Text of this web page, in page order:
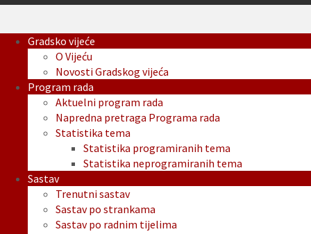
Gradsko vijeće
O Vijeću
Novosti Gradskog vijeća
Program rada
Aktuelni program rada
Napredna pretraga Programa rada
Statistika tema
Statistika programiranih tema
Statistika neprogramiranih tema
Sastav
Trenutni sastav
Sastav po strankama
Sastav po radnim tijelima